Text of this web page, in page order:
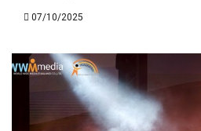
07/10/2025